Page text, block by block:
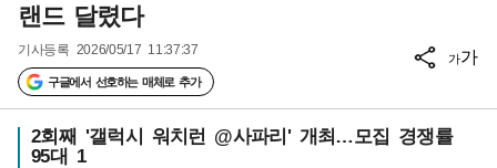
랜드 달렸다
기사등록 2026/05/17 11:37:37
구글에서 선호하는 매체로 추가
가가
2회째 '갤럭시 워치런 @사파리' 개최…모집 경쟁률
95대 1